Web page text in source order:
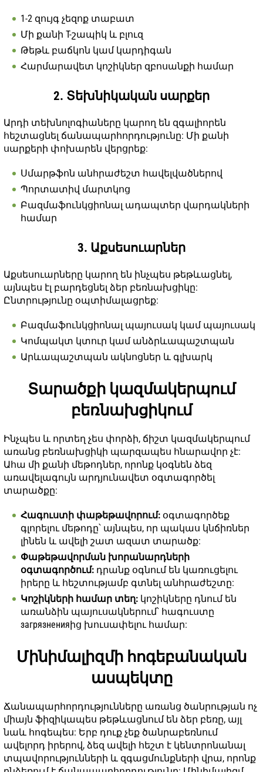
1-2 զույգ չեզոք տաբատ
Մի քանի T-շապիկ և բլուզ
Թեթև բաճկոն կամ կարդիգան
Հարմարավետ կոշիկներ զբոսանքի համար
2. Տեխնիկական սարքեր
Արդի տեխնոլոգիաները կարող են զգալիորեն
հեշտացնել ճանապարհորդությունը: Մի քանի
սարքերի փոխարեն վերցրեք:
Սմարթֆոն անհրաժեշտ հավելվածներով
Պորտատիվ մարտկոց
Բազմաֆունկցիոնալ ադապտեր վարդակների
համար
3. Աքսեսուարներ
Աքսեսուարները կարող են ինչպես թեթևացնել,
այնպես էլ բարդեցնել ձեր բեռնախցիկը:
Ընտրությունը օպտիմալացրեք:
Բազմաֆունկցիոնալ պայուսակ կամ պայուսակ
Կոմպակտ կտուր կամ անձրևապաշտպան
Արևապաշտպան ակնոցներ և գլխարկ
Տարածքի կազմակերպում
բեռնախցիկում
Ինչպես և որտեղ չես փորձի, ճիշտ կազմակերպում
առանց բեռնախցիկի պարզապես հնարավոր չէ:
Ահա մի քանի մեթոդներ, որոնք կօգնեն ձեզ
առավելագույն արդյունավետ օգտագործել
տարածքը:
Հագուստի փաթեթավորում: օգտագործեք
գլորելու մեթոդը՝ այնպես, որ պակաս կնճիռներ
լինեն և ավելի շատ ազատ տարածք:
Փաթեթավորման խորանարդների
օգտագործում: դրանք օգնում են կառուցելու
իրերը և հեշտությամբ գտնել անհրաժեշտը:
Կոշիկների համար տեղ: կոշիկները դնում են
առանձին պայուսակներում՝ հագուստը
загрязненияից խուսափելու համար:
Մինիմալիզմի հոգեբանական
ասպեկտը
Ճանապարհորդությունները առանց ծանրության ոչ
միայն ֆիզիկապես թեթևացնում են ձեր բեռը, այլ
նաև հոգեպես: Երբ դուք չեք ծանրաբեռնում
ավելորդ իրերով, ձեզ ավելի հեշտ է կենտրոնանալ
տպավորությունների և զգացմունքների վրա, որոնք